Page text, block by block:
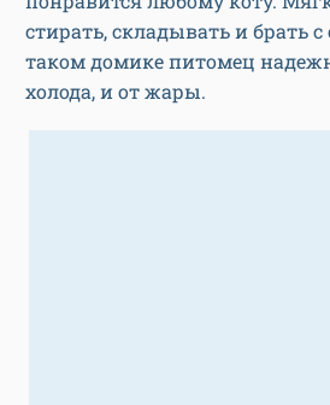
стирать, складывать и брать с
таком домике питомец
холода, и от жары.